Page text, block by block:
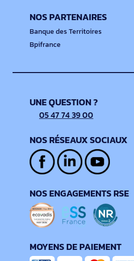
NOS PARTENAIRES
Banque des Territoires
Bpifrance
UNE QUESTION ?
05 47 74 39 00
NOS RÉSEAUX SOCIAUX
NOS ENGAGEMENTS RSE
MOYENS DE PAIEMENT